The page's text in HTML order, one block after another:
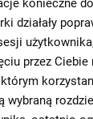
konieczne
działały
przez Ciebie
wybraną